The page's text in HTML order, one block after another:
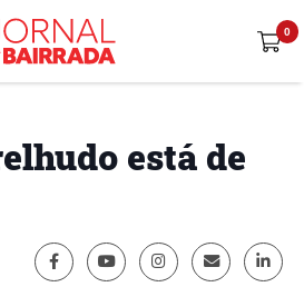
está de